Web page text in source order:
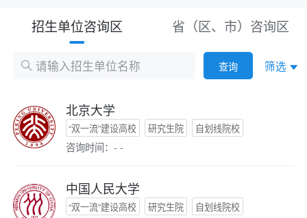
招生单位咨询区 省（区、市）咨询区
查询 筛选
北京大学
“双一流”建设高校 研究生院 自划线院校
咨询时间：- -
中国人民大学
“双一流”建设高校 研究生院 自划线院校